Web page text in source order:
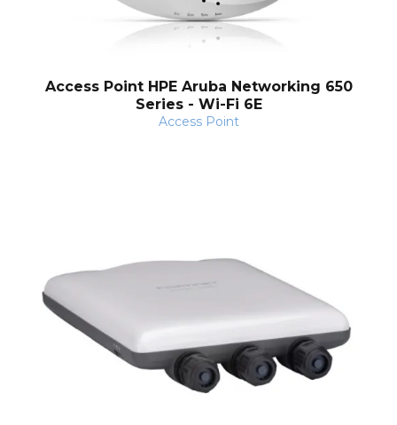
Access Point HPE Aruba Networking 650
Series - Wi-Fi 6E
Access Point